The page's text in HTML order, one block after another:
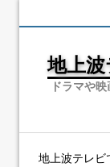
地上
ドラマや
地上波テレビ